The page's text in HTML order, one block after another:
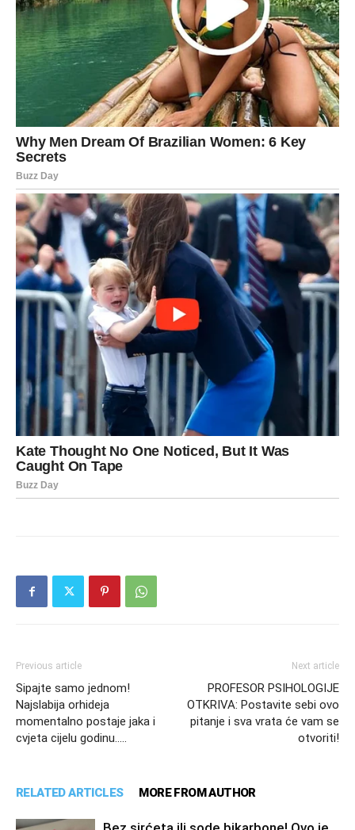
Previous article
Sipajte samo jednom!
Najslabija orhideja
momentalno postaje jaka i
cvjeta cijelu godinu…..
Next article
PROFESOR PSIHOLOGIJE
OTKRIVA: Postavite sebi ovo
pitanje i sva vrata će vam se
otvoriti!
RELATED ARTICLES MORE FROM AUTHOR